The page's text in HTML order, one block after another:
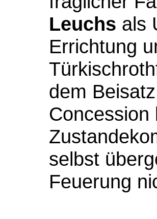
Leuchs als
Errichtung
dem
Concession
selbst
Feuerung